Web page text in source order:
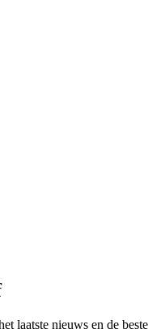
laatste nieuws en de beste